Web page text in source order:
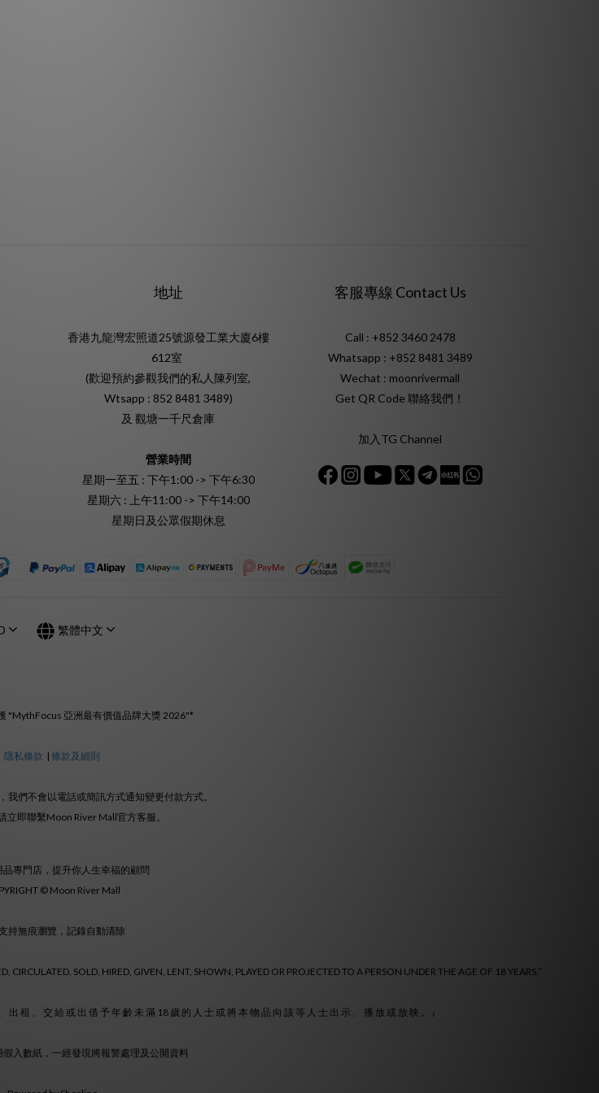
地址
香港九龍灣宏照道25號源發工業大廈6樓
612室
(歡迎預約參觀我們的私人陳列室,
Wtsapp : 852 8481 3489)
及 觀塘一千尺倉庫
營業時間
星期一至五 : 下午1:00 -> 下午6:30
星期六 : 上午11:00 -> 下午14:00
星期日及公眾假期休息
客服專線 Contact Us
Call : +852 3460 2478
Whatsapp : +852 8481 3489
Wechat : moonrivermall
Get QR Code 聯絡我們！
加入TG Channel
繁體中文
"MythFocus 亞洲最有價值品牌大獎 2026"*
隱私條款 | 條款及細則
我們不會以電話或簡訊方式通知變更付款方式。
立即聯繫Moon River Mall官方客服。
品專門店，提升你人生幸福的顧問
© Moon River Mall
持無痕瀏覽，記錄自動清除
SOLD, HIRED, GIVEN, LENT, SHOWN, PLAYED OR PROJECTED TO A PERSON UNDER THE AGE OF 18 YEARS.”
出 租 、 交 給 或 出 借 予 年 齡 未 滿 18 歲 的 人 士 或 將 本 物 品 向 該 等 人 士 出 示 、 播 放 或 放 映 。』
入數紙，一經發現將報警處理及公開資料